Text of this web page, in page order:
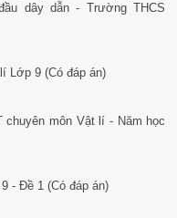
dây dẫn - Trường THCS
Lớp 9 (Có đáp án)
môn Vật lí - Năm học
- Đề 1 (Có đáp án)